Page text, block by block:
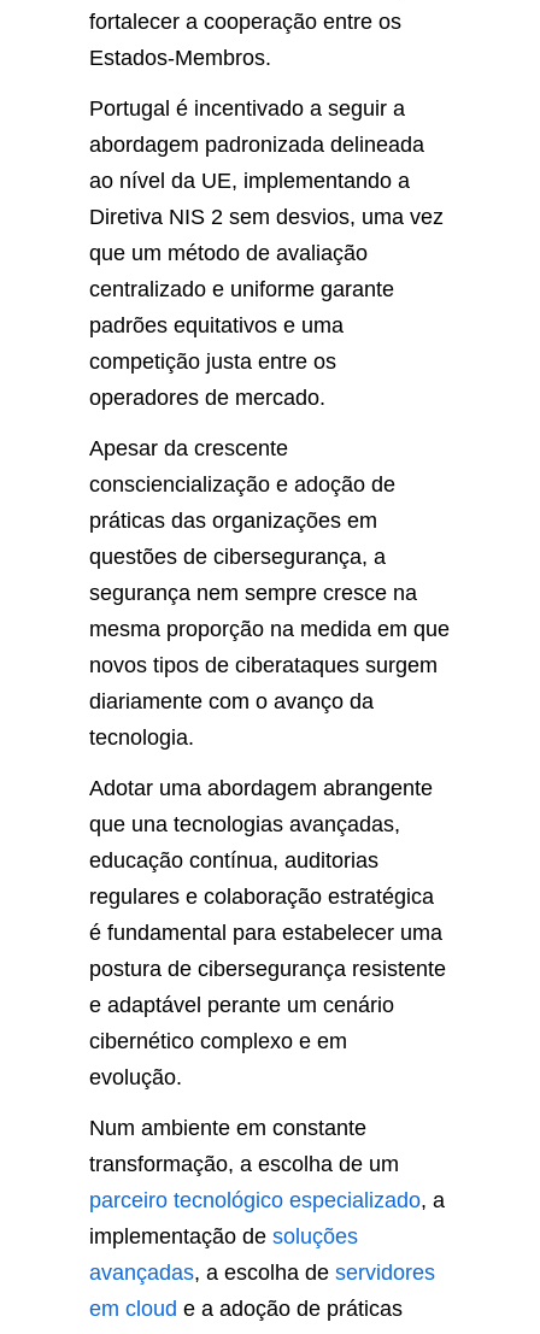
fortalecer a cooperação entre os
Estados-Membros.
Portugal é incentivado a seguir a
abordagem padronizada delineada
ao nível da UE, implementando a
Diretiva NIS 2 sem desvios, uma vez
que um método de avaliação
centralizado e uniforme garante
padrões equitativos e uma
competição justa entre os
operadores de mercado.
Apesar da crescente
consciencialização e adoção de
práticas das organizações em
questões de cibersegurança, a
segurança nem sempre cresce na
mesma proporção na medida em que
novos tipos de ciberataques surgem
diariamente com o avanço da
tecnologia.
Adotar uma abordagem abrangente
que una tecnologias avançadas,
educação contínua, auditorias
regulares e colaboração estratégica
é fundamental para estabelecer uma
postura de cibersegurança resistente
e adaptável perante um cenário
cibernético complexo e em
evolução.
Num ambiente em constante
transformação, a escolha de um
parceiro tecnológico especializado, a
implementação de soluções
avançadas, a escolha de servidores
em cloud e a adoção de práticas